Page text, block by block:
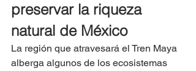
preservar la riqueza
natural de México
La región que atravesará el Tren Maya
alberga algunos de los ecosistemas